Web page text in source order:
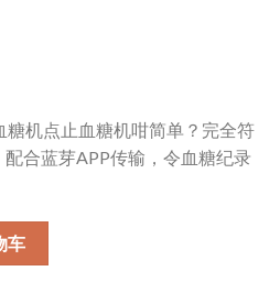
糖机点止血糖机咁简单？完全符
合蓝芽APP传输，令血糖纪录
车